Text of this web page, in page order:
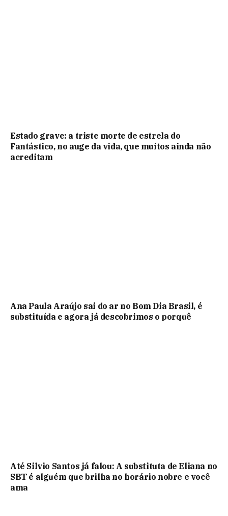
Estado grave: a triste morte de estrela do
Fantástico, no auge da vida, que muitos ainda não
acreditam
Ana Paula Araújo sai do ar no Bom Dia Brasil, é
substituída e agora já descobrimos o porquê
Até Silvio Santos já falou: A substituta de Eliana no
SBT é alguém que brilha no horário nobre e você
ama